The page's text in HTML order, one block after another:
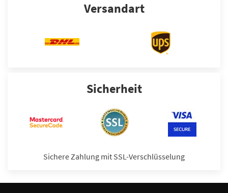
Versandart
Sicherheit
Sichere Zahlung mit SSL-Verschlüsselung